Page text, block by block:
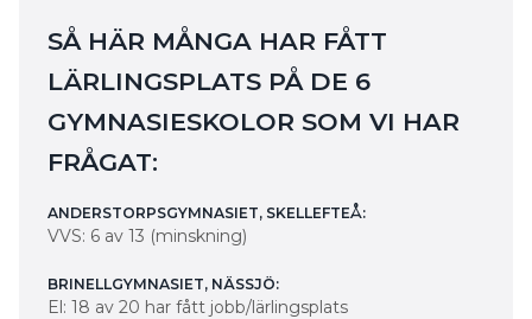
SÅ HÄR MÅNGA HAR FÅTT
LÄRLINGSPLATS PÅ DE 6
GYMNASIESKOLOR SOM VI HAR
FRÅGAT:
ANDERSTORPSGYMNASIET, SKELLEFTEÅ:
VVS: 6 av 13 (minskning)
BRINELLGYMNASIET, NÄSSJÖ:
El: 18 av 20 har fått jobb/lärlingsplats